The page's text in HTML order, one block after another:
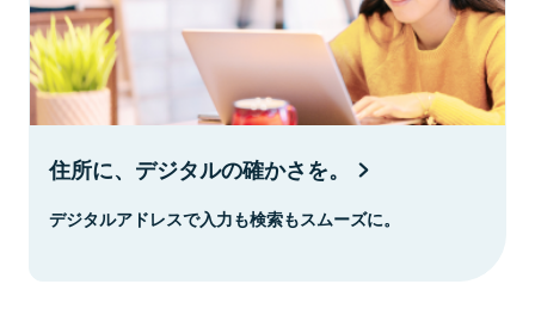
住所に、デジタルの確かさを。
デジタルアドレスで入力も検索もスムーズに。